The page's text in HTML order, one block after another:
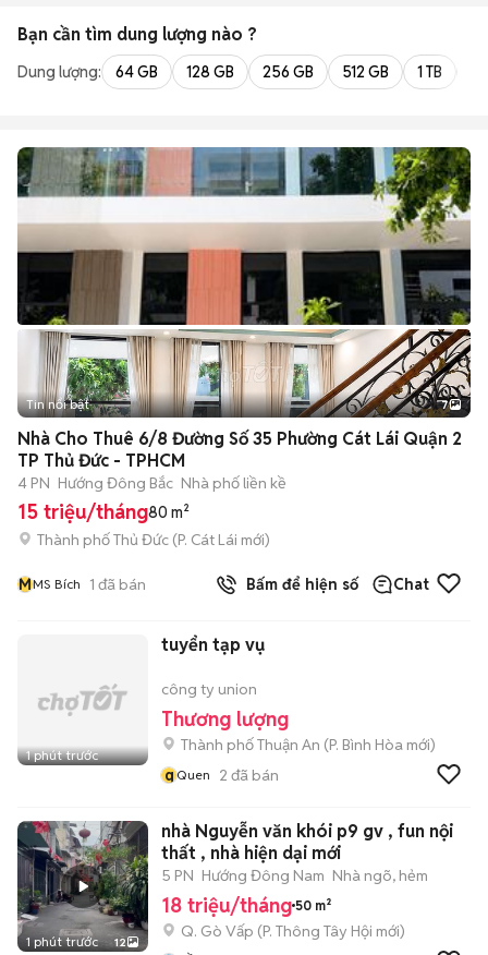
Bạn cần tìm dung lượng nào ?
Dung lượng: 64 GB 128 GB 256 GB 512 GB 1 TB
+2
Tin nổi bật 7
Nhà Cho Thuê 6/8 Đường Số 35 Phường Cát Lái Quận 2
TP Thủ Đức - TPHCM
4 PN Hướng Đông Bắc Nhà phố liền kề
15 triệu/tháng80 m²
Thành phố Thủ Đức (P. Cát Lái mới)
MMS Bích 1 đã bán Bấm để hiện số Chat
1 phút trước
tuyển tạp vụ
công ty union
Thương lượng
Thành phố Thuận An (P. Bình Hòa mới)
qQuen 2 đã bán
1 phút trước 12
nhà Nguyễn văn khói p9 gv , fun nội
thất , nhà hiện dại mới
5 PN Hướng Đông Nam Nhà ngõ, hẻm
18 triệu/tháng 50 m²
Q. Gò Vấp (P. Thông Tây Hội mới)